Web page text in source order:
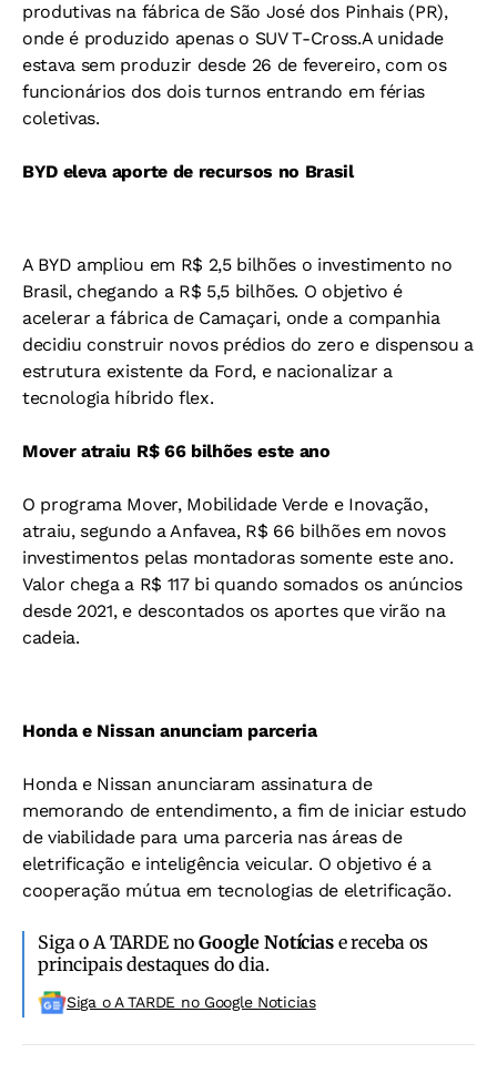
produtivas na fábrica de São José dos Pinhais (PR),
onde é produzido apenas o SUV T-Cross.A unidade
estava sem produzir desde 26 de fevereiro, com os
funcionários dos dois turnos entrando em férias
coletivas.
BYD eleva aporte de recursos no Brasil
A BYD ampliou em R$ 2,5 bilhões o investimento no
Brasil, chegando a R$ 5,5 bilhões. O objetivo é
acelerar a fábrica de Camaçari, onde a companhia
decidiu construir novos prédios do zero e dispensou a
estrutura existente da Ford, e nacionalizar a
tecnologia híbrido flex.
Mover atraiu R$ 66 bilhões este ano
O programa Mover, Mobilidade Verde e Inovação,
atraiu, segundo a Anfavea, R$ 66 bilhões em novos
investimentos pelas montadoras somente este ano.
Valor chega a R$ 117 bi quando somados os anúncios
desde 2021, e descontados os aportes que virão na
cadeia.
Honda e Nissan anunciam parceria
Honda e Nissan anunciaram assinatura de
memorando de entendimento, a fim de iniciar estudo
de viabilidade para uma parceria nas áreas de
eletrificação e inteligência veicular. O objetivo é a
cooperação mútua em tecnologias de eletrificação.
Siga o A TARDE noGoogle Notíciase receba os
principais destaques do dia.
Siga o A TARDE no Google Noticias